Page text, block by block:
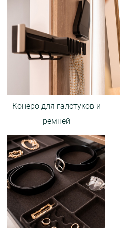
Конеро для галстуков и
ремней